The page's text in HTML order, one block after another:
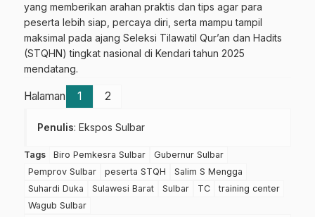
yang memberikan arahan praktis dan tips agar para
peserta lebih siap, percaya diri, serta mampu tampil
maksimal pada ajang Seleksi Tilawatil Qur’an dan Hadits
(STQHN) tingkat nasional di Kendari tahun 2025
mendatang.
Halaman 1 2
Penulis: Ekspos Sulbar
Tags Biro Pemkesra Sulbar
Gubernur Sulbar
Pemprov Sulbar
peserta STQH
Salim S Mengga
Suhardi Duka
Sulawesi Barat Sulbar TC
training center
Wagub Sulbar